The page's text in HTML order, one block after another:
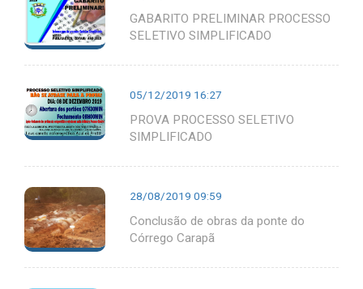
GABARITO PRELIMINAR PROCESSO
SELETIVO SIMPLIFICADO
05/12/2019 16:27
PROVA PROCESSO SELETIVO
SIMPLIFICADO
28/08/2019 09:59
Conclusão de obras da ponte do
Córrego Carapã